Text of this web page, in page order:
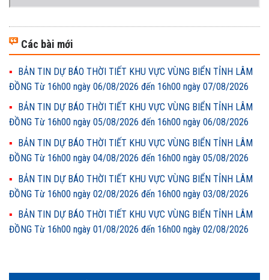
Các bài mới
BẢN TIN DỰ BÁO THỜI TIẾT KHU VỰC VÙNG BIỂN TỈNH LÂM
ĐỒNG Từ 16h00 ngày 06/08/2026 đến 16h00 ngày 07/08/2026
BẢN TIN DỰ BÁO THỜI TIẾT KHU VỰC VÙNG BIỂN TỈNH LÂM
ĐỒNG Từ 16h00 ngày 05/08/2026 đến 16h00 ngày 06/08/2026
BẢN TIN DỰ BÁO THỜI TIẾT KHU VỰC VÙNG BIỂN TỈNH LÂM
ĐỒNG Từ 16h00 ngày 04/08/2026 đến 16h00 ngày 05/08/2026
BẢN TIN DỰ BÁO THỜI TIẾT KHU VỰC VÙNG BIỂN TỈNH LÂM
ĐỒNG Từ 16h00 ngày 02/08/2026 đến 16h00 ngày 03/08/2026
BẢN TIN DỰ BÁO THỜI TIẾT KHU VỰC VÙNG BIỂN TỈNH LÂM
ĐỒNG Từ 16h00 ngày 01/08/2026 đến 16h00 ngày 02/08/2026